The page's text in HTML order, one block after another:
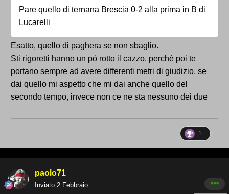
Pare quello di ternana Brescia 0-2 alla prima in B di
Lucarelli
Esatto, quello di paghera se non sbaglio.
Sti rigoretti hanno un pó rotto il cazzo, perché poi te
portano sempre ad avere differenti metri di giudizio, se
dai quello mi aspetto che mi dai anche quello del
secondo tempo, invece non ce ne sta nessuno dei due
1
paolo71
Inviato 2 Febbraio